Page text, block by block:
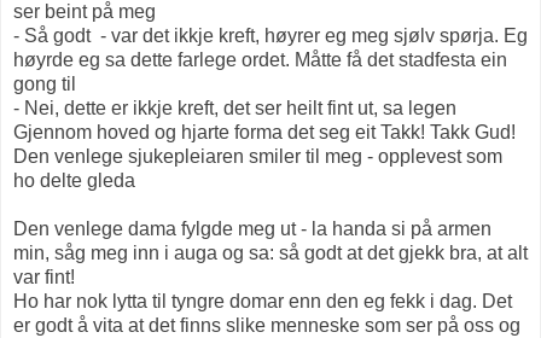
ser beint på meg
- Så godt - var det ikkje kreft, høyrer eg meg sjølv spørja. Eg
høyrde eg sa dette farlege ordet. Måtte få det stadfesta ein
gong til
- Nei, dette er ikkje kreft, det ser heilt fint ut, sa legen
Gjennom hoved og hjarte forma det seg eit Takk! Takk Gud!
Den venlege sjukepleiaren smiler til meg - opplevest som
ho delte gleda
Den venlege dama fylgde meg ut - la handa si på armen
min, såg meg inn i auga og sa: så godt at det gjekk bra, at alt
var fint!
Ho har nok lytta til tyngre domar enn den eg fekk i dag. Det
er godt å vita at det finns slike menneske som ser på oss og